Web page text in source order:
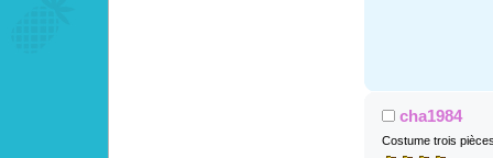
cha1984
Costume trois